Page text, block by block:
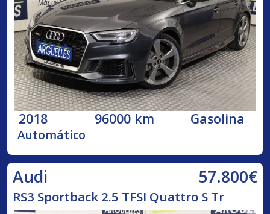
2018 96000 km Gasolina
Automático
Audi 57.800€
RS3 Sportback 2.5 TFSI Quattro S Tr